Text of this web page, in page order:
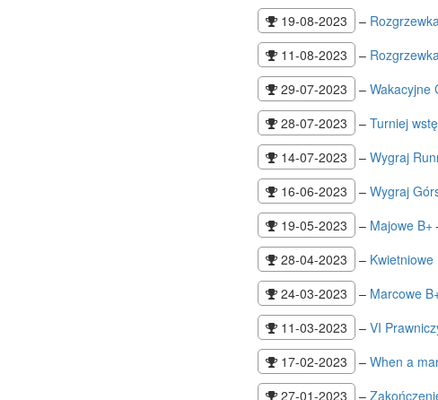
19-08-2023
–
11-08-2023
–
29-07-2023
–Wakacyjne
28-07-2023
–Turniej
14-07-2023
–Wygraj
16-06-2023
–Wygraj
19-05-2023
– Majowe B+
28-04-2023
– Kwietniowe
24-03-2023
– Marcowe
11-03-2023
–VI
17-02-2023
–When a
27-01-2023
–